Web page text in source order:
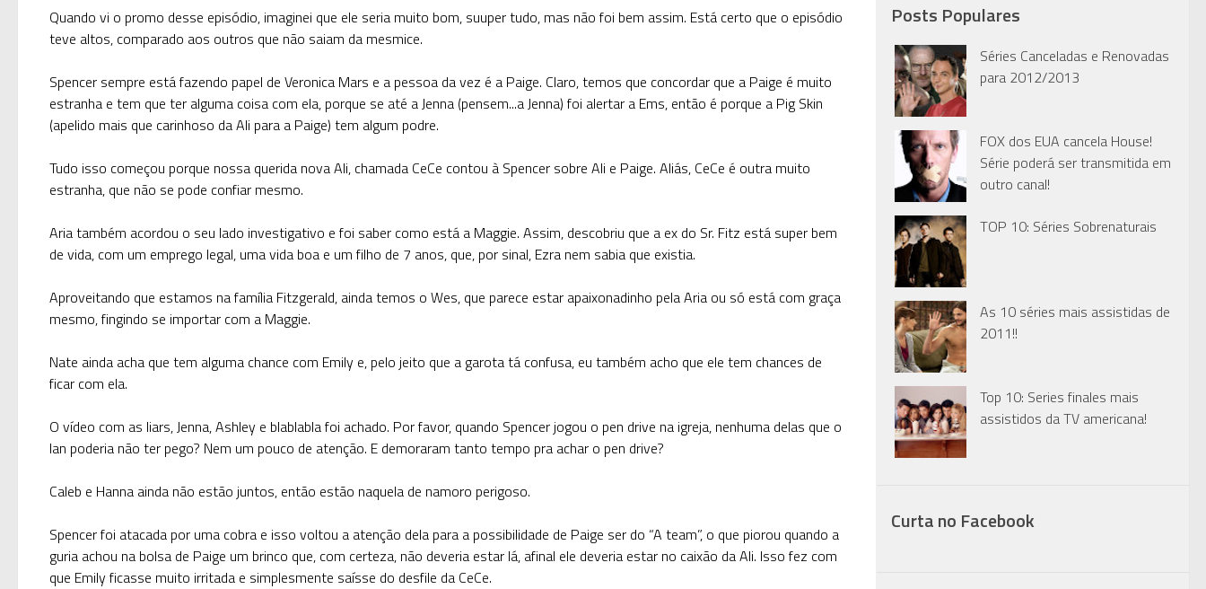
Quando vi o promo desse episódio, imaginei que ele seria muito bom, suuper tudo, mas não foi bem assim. Está certo que o episódio
teve altos, comparado aos outros que não saiam da mesmice.
Spencer sempre está fazendo papel de Veronica Mars e a pessoa da vez é a Paige. Claro, temos que concordar que a Paige é muito
estranha e tem que ter alguma coisa com ela, porque se até a Jenna (pensem...a Jenna) foi alertar a Ems, então é porque a Pig Skin
(apelido mais que carinhoso da Ali para a Paige) tem algum podre.
Tudo isso começou porque nossa querida nova Ali, chamada CeCe contou à Spencer sobre Ali e Paige. Aliás, CeCe é outra muito
estranha, que não se pode confiar mesmo.
Aria também acordou o seu lado investigativo e foi saber como está a Maggie. Assim, descobriu que a ex do Sr. Fitz está super bem
de vida, com um emprego legal, uma vida boa e um filho de 7 anos, que, por sinal, Ezra nem sabia que existia.
Aproveitando que estamos na família Fitzgerald, ainda temos o Wes, que parece estar apaixonadinho pela Aria ou só está com graça
mesmo, fingindo se importar com a Maggie.
Nate ainda acha que tem alguma chance com Emily e, pelo jeito que a garota tá confusa, eu também acho que ele tem chances de
ficar com ela.
O vídeo com as liars, Jenna, Ashley e blablabla foi achado. Por favor, quando Spencer jogou o pen drive na igreja, nenhuma delas que o
Ian poderia não ter pego? Nem um pouco de atenção. E demoraram tanto tempo pra achar o pen drive?
Caleb e Hanna ainda não estão juntos, então estão naquela de namoro perigoso.
Spencer foi atacada por uma cobra e isso voltou a atenção dela para a possibilidade de Paige ser do “A team”, o que piorou quando a
guria achou na bolsa de Paige um brinco que, com certeza, não deveria estar lá, afinal ele deveria estar no caixão da Ali. Isso fez com
que Emily ficasse muito irritada e simplesmente saísse do desfile da CeCe.
Posts Populares
Séries Canceladas e Renovadas
para 2012/2013
FOX dos EUA cancela House!
Série poderá ser transmitida em
outro canal!
TOP 10: Séries Sobrenaturais
As 10 séries mais assistidas de
2011!!
Top 10: Series finales mais
assistidos da TV americana!
Curta no Facebook